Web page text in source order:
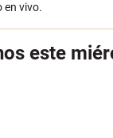
en vivo.
este